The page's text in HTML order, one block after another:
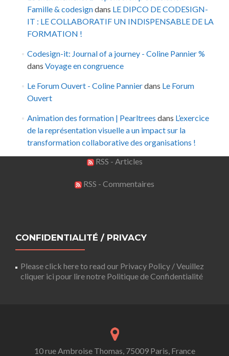
Famille & codesigndans LE DIPCO DE CODESIGN-
IT : LE COLLABORATIF UN INDISPENSABLE DE LA
FORMATION !
Codesign-it: Journal of a journey - Coline Pannier %
dans Voyage en congruence
Le Forum Ouvert - Coline Pannierdans Le Forum
Ouvert
Animation des formation | Pearltrees dans L’exercice
de la représentation visuelle a un impact sur la
transformation collaborative des organisations !
RSS - Articles
RSS - Commentaires
CONFIDENTIALITÉ / PRIVACY
Please click here to read our Privacy Policy / Veuillez
cliquer ici pour lire notre Politique de Confidentialité
10 rue Ambroise Thomas, 75009 Paris, France